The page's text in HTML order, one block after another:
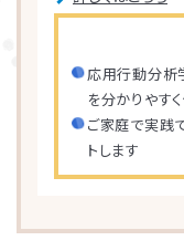
応用行動分析
を分かりやす
ご家庭で実践
トします